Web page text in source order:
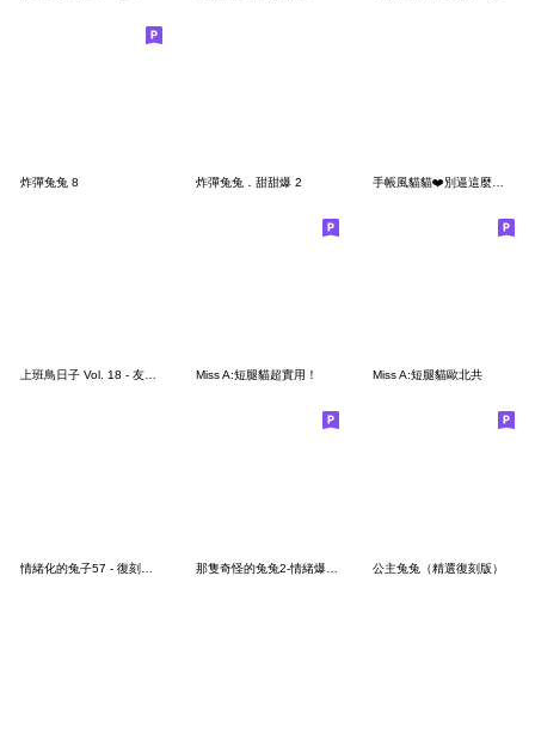
炸彈兔兔 8 炸彈兔兔．甜甜爆 2 手帳風貓貓❤️別逼這麼緊我幹不下去
上班鳥日子 Vol. 18 - 友善特輯 Miss A:短腿貓超實用！ Miss A:短腿貓歐北共
公主兔兔（精選復刻版）